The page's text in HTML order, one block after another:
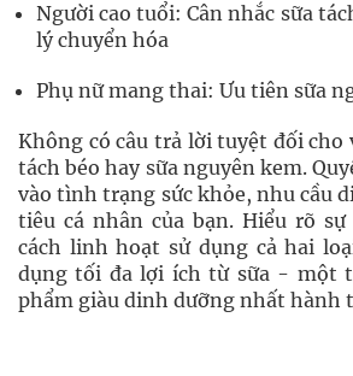
Người cao tuổi: Cân nhắc sữa
lý chuyển hóa
Phụ nữ mang thai: Ưu tiên sữa
Không có câu trả lời tuyệt đối cho
tách béo hay sữa nguyên kem.
vào tình trạng sức khỏe, nhu cầu
tiêu cá nhân của bạn. Hiểu rõ
cách linh hoạt sử dụng cả hai
dụng tối đa lợi ích từ sữa - một
phẩm giàu dinh dưỡng nhất hành